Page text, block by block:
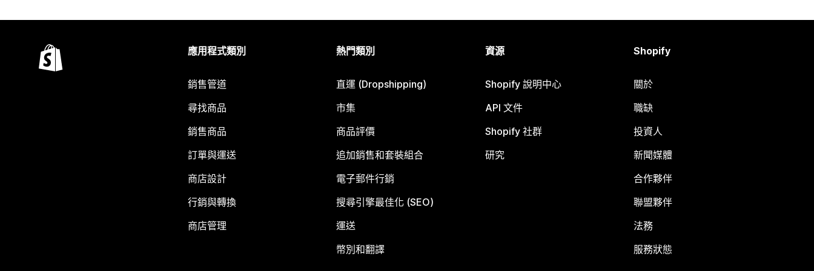
應用程式類別
銷售管道
尋找商品
銷售商品
訂單與運送
商店設計
行銷與轉換
商店管理
熱門類別
直運 (Dropshipping)
市集
商品評價
追加銷售和套裝組合
電子郵件行銷
搜尋引擎最佳化 (SEO)
運送
幣別和翻譯
資源
Shopify 說明中心
API 文件
Shopify 社群
研究
Shopify
關於
職缺
投資人
新聞媒體
合作夥伴
聯盟夥伴
法務
服務狀態